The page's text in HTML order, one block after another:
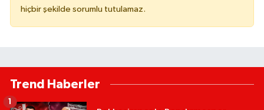
hiçbir şekilde sorumlu tutulamaz.
Trend Haberler
1